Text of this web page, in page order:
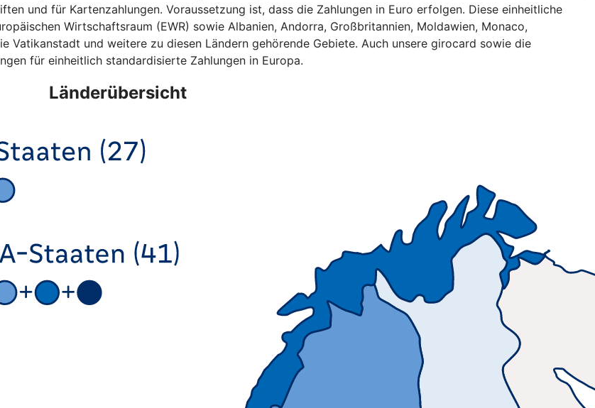
und für Kartenzahlungen. Voraussetzung ist, dass die Zahlungen in Euro erfolgen. Diese einheitliche
Wirtschaftsraum (EWR) sowie Albanien, Andorra, Großbritannien, Moldawien, Monaco,
Vatikanstadt und weitere zu diesen Ländern gehörende Gebiete. Auch unsere girocard sowie die
für einheitlich standardisierte Zahlungen in Europa.
Länderübersicht